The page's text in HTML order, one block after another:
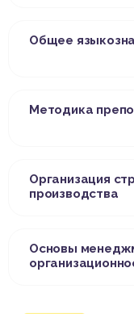
Общее
Методика
Организация
производства
Основы